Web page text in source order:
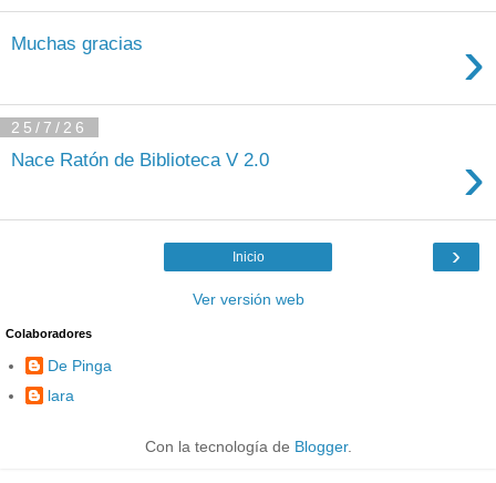
Muchas gracias ›
25/7/26
Nace Ratón de Biblioteca V 2.0 ›
›
Inicio
Ver versión web
Colaboradores
De Pinga
lara
Con la tecnología de Blogger.